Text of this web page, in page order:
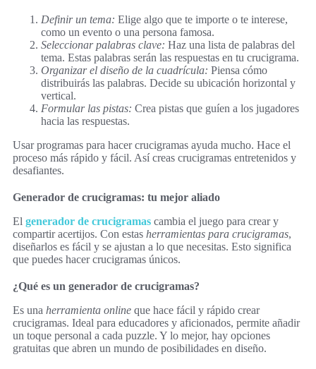
Definir un tema: Elige algo que te importe o te interese,
como un evento o una persona famosa.
Seleccionar palabras clave: Haz una lista de palabras del
tema. Estas palabras serán las respuestas en tu crucigrama.
Organizar el diseño de la cuadrícula: Piensa cómo
distribuirás las palabras. Decide su ubicación horizontal y
vertical.
Formular las pistas: Crea pistas que guíen a los jugadores
hacia las respuestas.
Usar programas para hacer crucigramas ayuda mucho. Hace el
proceso más rápido y fácil. Así creas crucigramas entretenidos y
desafiantes.
Generador de crucigramas: tu mejor aliado
El generador de crucigramas cambia el juego para crear y
compartir acertijos. Con estas herramientas para crucigramas,
diseñarlos es fácil y se ajustan a lo que necesitas. Esto significa
que puedes hacer crucigramas únicos.
¿Qué es un generador de crucigramas?
Es una herramienta online que hace fácil y rápido crear
crucigramas. Ideal para educadores y aficionados, permite añadir
un toque personal a cada puzzle. Y lo mejor, hay opciones
gratuitas que abren un mundo de posibilidades en diseño.